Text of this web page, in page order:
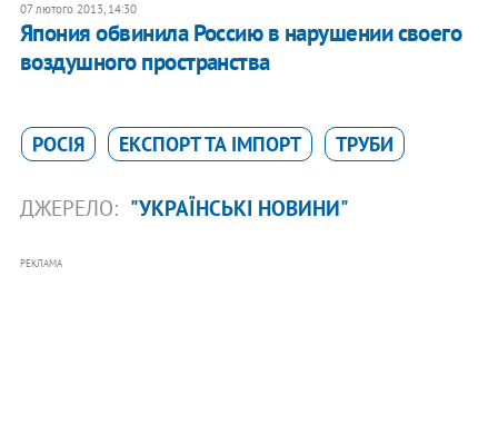
07 лютого 2013, 14:30
Япония обвинила Россию в нарушении своего
воздушного пространства
РОСІЯ ЕКСПОРТ ТА ІМПОРТ ТРУБИ
ДЖЕРЕЛО: "УКРАЇНСЬКІ НОВИНИ"
РЕКЛАМА